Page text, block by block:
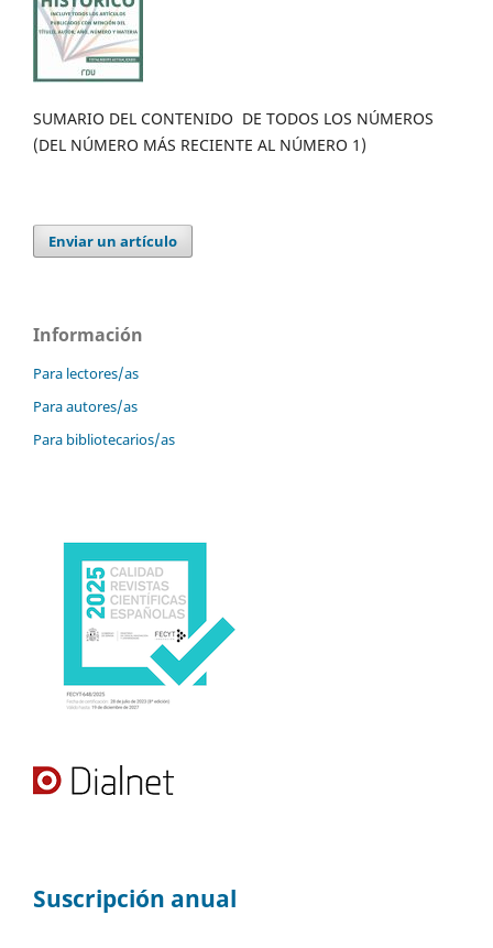
SUMARIO DEL CONTENIDO DE TODOS LOS NÚMEROS
(DEL NÚMERO MÁS RECIENTE AL NÚMERO 1)
Enviar un artículo
Información
Para lectores/as
Para autores/as
Para bibliotecarios/as
Suscripción anual